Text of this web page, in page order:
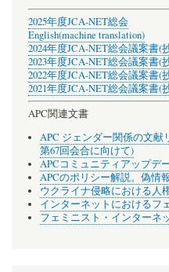
2025年度JCA-NET総会
English(machine translation)
2024年度JCA-NET総会議案書(
2023年度JCA-NET総会議案書(
2022年度JCA-NET総会議案書(
2021年度JCA-NET総会議案書(
APC関連文書
APC ジェンダー関係の文献
第67回会合に向けて)
APCコミュニティアップデ
APCのポリシー解説。偽情
ウクライナ侵略における人
インターネットにおけるフ
フェミニスト・インターネ